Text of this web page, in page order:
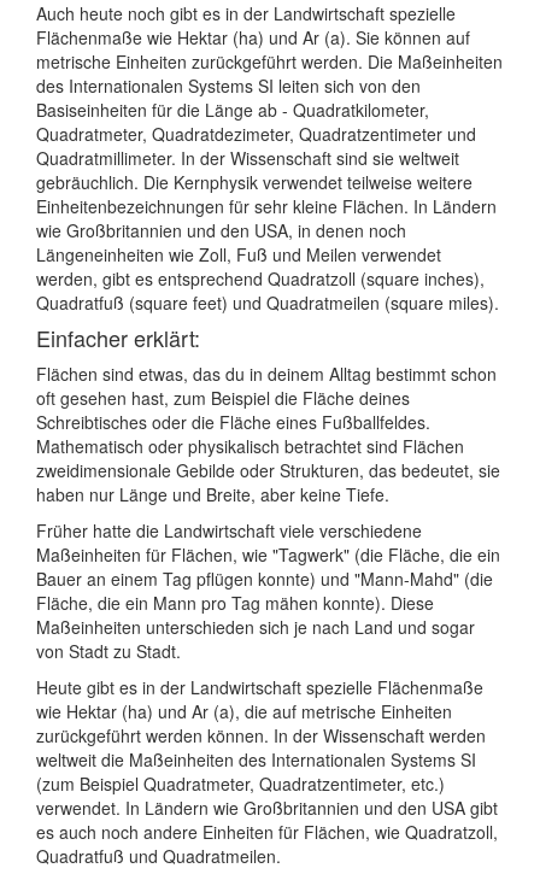
Auch heute noch gibt es in der Landwirtschaft spezielle
Flächenmaße wie Hektar (ha) und Ar (a). Sie können auf
metrische Einheiten zurückgeführt werden. Die Maßeinheiten
des Internationalen Systems SI leiten sich von den
Basiseinheiten für die Länge ab - Quadratkilometer,
Quadratmeter, Quadratdezimeter, Quadratzentimeter und
Quadratmillimeter. In der Wissenschaft sind sie weltweit
gebräuchlich. Die Kernphysik verwendet teilweise weitere
Einheitenbezeichnungen für sehr kleine Flächen. In Ländern
wie Großbritannien und den USA, in denen noch
Längeneinheiten wie Zoll, Fuß und Meilen verwendet
werden, gibt es entsprechend Quadratzoll (square inches),
Quadratfuß (square feet) und Quadratmeilen (square miles).
Einfacher erklärt:
Flächen sind etwas, das du in deinem Alltag bestimmt schon
oft gesehen hast, zum Beispiel die Fläche deines
Schreibtisches oder die Fläche eines Fußballfeldes.
Mathematisch oder physikalisch betrachtet sind Flächen
zweidimensionale Gebilde oder Strukturen, das bedeutet, sie
haben nur Länge und Breite, aber keine Tiefe.
Früher hatte die Landwirtschaft viele verschiedene
Maßeinheiten für Flächen, wie "Tagwerk" (die Fläche, die ein
Bauer an einem Tag pflügen konnte) und "Mann-Mahd" (die
Fläche, die ein Mann pro Tag mähen konnte). Diese
Maßeinheiten unterschieden sich je nach Land und sogar
von Stadt zu Stadt.
Heute gibt es in der Landwirtschaft spezielle Flächenmaße
wie Hektar (ha) und Ar (a), die auf metrische Einheiten
zurückgeführt werden können. In der Wissenschaft werden
weltweit die Maßeinheiten des Internationalen Systems SI
(zum Beispiel Quadratmeter, Quadratzentimeter, etc.)
verwendet. In Ländern wie Großbritannien und den USA gibt
es auch noch andere Einheiten für Flächen, wie Quadratzoll,
Quadratfuß und Quadratmeilen.